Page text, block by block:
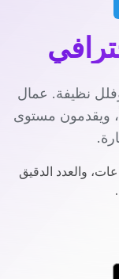
نظيفة. عمال
ويقدمون مستوى
والعدد الدقيق